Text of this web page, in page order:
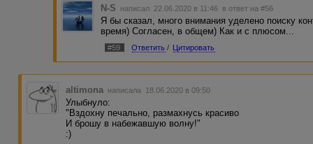
N-S написал 22.06.2020 в 11:46 в ответ на #56
Я бы сказал, много внимания уделено поиску
время) Согласен, в общем) Как и с плюсом...
#59 Ответить / Цитировать
altimona написала 18.06.2020 в 09:50
Улыбнуло:
"Вздохну печально, размахнусь красиво
И брошу в набежавшую волну!"
:)